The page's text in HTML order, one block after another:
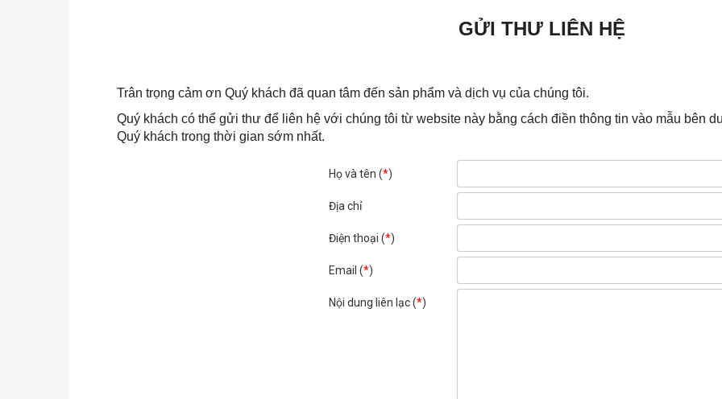
GỬI THƯ LIÊN HỆ
Trân trọng cảm ơn Quý khách đã quan tâm đến sản phẩm và dịch vụ của chúng tôi.
Quý khách có thể gửi thư để liên hệ với chúng tôi từ website này bằng cách điền thông tin vào mẫu bên
Quý khách trong thời gian sớm nhất.
Họ và tên (*)
Địa chỉ
Điện thoại (*)
Email (*)
Nội dung liên lạc (*)